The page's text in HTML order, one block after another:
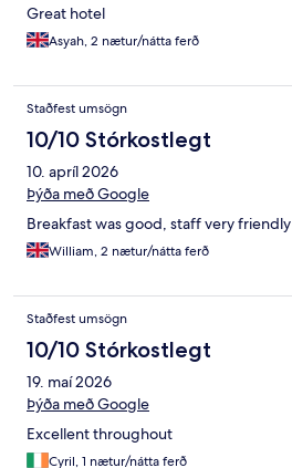
Great hotel
Asyah, 2 nætur/nátta ferð
Staðfest umsögn
10/10 Stórkostlegt
10. apríl 2026
Þýða með Google
Breakfast was good, staff very friendly
William, 2 nætur/nátta ferð
Staðfest umsögn
10/10 Stórkostlegt
19. maí 2026
Þýða með Google
Excellent throughout
Cyril, 1 nætur/nátta ferð